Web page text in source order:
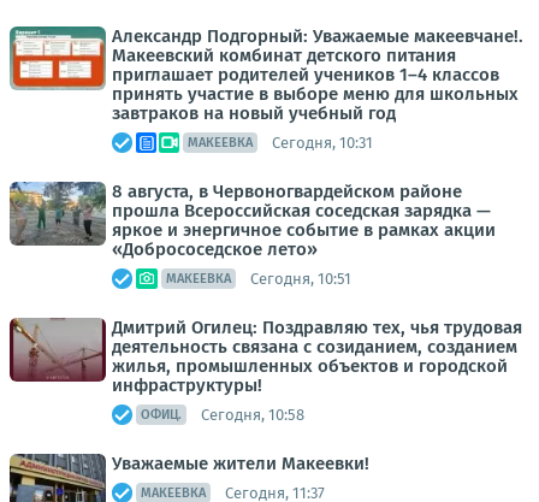
Александр Подгорный: Уважаемые макеевчане!.
Макеевский комбинат детского питания
приглашает родителей учеников 1–4 классов
принять участие в выборе меню для школьных
завтраков на новый учебный год
МАКЕЕВКА Сегодня, 10:31
8 августа, в Червоногвардейском районе
прошла Всероссийская соседская зарядка —
яркое и энергичное событие в рамках акции
«Добрососедское лето»
МАКЕЕВКА Сегодня, 10:51
Дмитрий Огилец: Поздравляю тех, чья трудовая
деятельность связана с созиданием, созданием
жилья, промышленных объектов и городской
инфраструктуры!
ОФИЦ. Сегодня, 10:58
Уважаемые жители Макеевки!
МАКЕЕВКА Сегодня, 11:37